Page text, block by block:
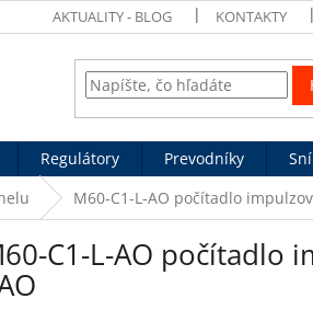
AKTUALITY - BLOG KONTAKTY
Regulátory Prevodníky
M60-C1-L-AO počítadlo
C1-L-AO počítadlo